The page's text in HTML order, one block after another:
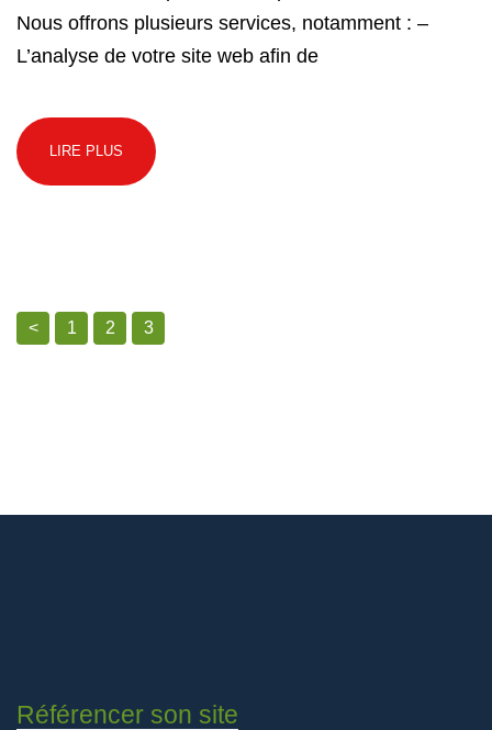
Nous offrons plusieurs services, notamment : –
L’analyse de votre site web afin de
LIRE PLUS
< 1 2 3
Référencer son site